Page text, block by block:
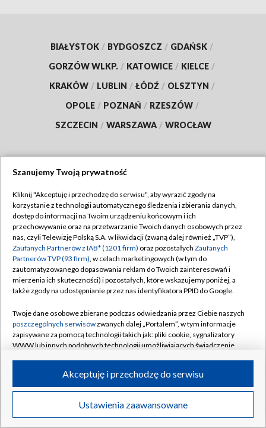
BIAŁYSTOK / BYDGOSZCZ / GDAŃSK /
GORZÓW WLKP. / KATOWICE / KIELCE /
KRAKÓW / LUBLIN / ŁÓDŹ / OLSZTYN /
OPOLE / POZNAŃ / RZESZÓW /
SZCZECIN / WARSZAWA / WROCŁAW
TVP
Abonament TVP
Emisja w TVP
Centrum informacji TVP
Naziemna Telewizja Cyfrowa
Rada Programowa
System NOS
Informacje o nadawcy
Program dla prasy
Ogłoszenie przetargowe
Regulamin TVP
Polityka prywatności
Moje zgody
Pomoc
Kontakt
Kanały
©2026 Telewizja Polska S.A. w likwidacji
Szanujemy Twoją prywatność
Kliknij "Akceptuję i przechodzę do serwisu", aby wyrazić zgody na
korzystanie z technologii automatycznego śledzenia i zbierania danych,
dostęp do informacji na Twoim urządzeniu końcowym i ich
przechowywanie oraz na przetwarzanie Twoich danych osobowych przez
nas, czyli Telewizję Polską S.A. w likwidacji (zwaną dalej również „TVP”),
Zaufanych Partnerów z IAB* (1201 firm) oraz pozostałych Zaufanych
Partnerów TVP (93 firm), w celach marketingowych (w tym do
zautomatyzowanego dopasowania reklam do Twoich zainteresowań i
mierzenia ich skuteczności) i pozostałych, które wskazujemy poniżej, a
także zgody na udostępnianie przez nas identyfikatora PPID do Google.
Twoje dane osobowe zbierane podczas odwiedzania przez Ciebie naszych
poszczególnych serwisówzwanych dalej „Portalem”, w tym informacje
zapisywane za pomocą technologii takich jak: pliki cookie, sygnalizatory
WWW lub innych podobnych technologii umożliwiających świadczenie
ruchu w Internecie.
Twoje dane osobowe zbierane podczas odwiedzania przez Ciebie
poszczególnych serwisówna Portalu, takie jak adresy IP, identyfikatory
Ustawienia zaawansowane
Akceptuję i przechodzę do serwisu